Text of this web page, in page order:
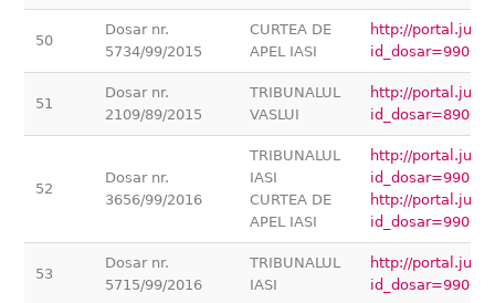
50
Dosar nr.
5734/99/2015
CURTEA DE
APEL IASI
http://
51
Dosar nr.
2109/89/2015
TRIBUNALUL
VASLUI
http://
52
Dosar nr.
3656/99/2016
TRIBUNALUL
IASI
CURTEA DE
APEL IASI
http://
http://
53
Dosar nr.
5715/99/2016
TRIBUNALUL
IASI
http://